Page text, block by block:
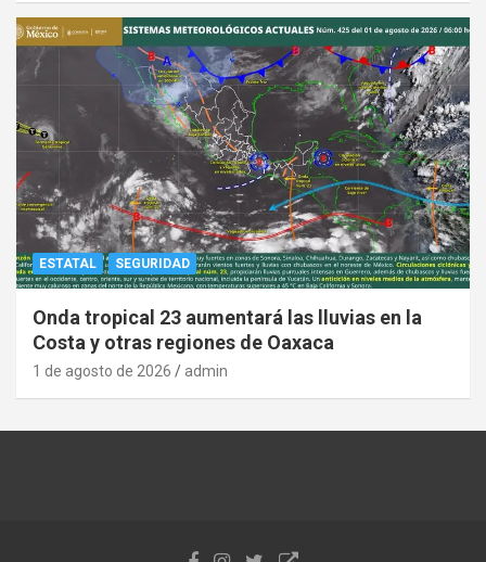
ESTATAL SEGURIDAD
Onda tropical 23 aumentará las lluvias en la
Costa y otras regiones de Oaxaca
1 de agosto de 2026 admin